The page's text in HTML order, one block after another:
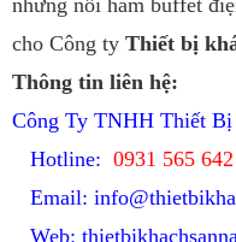
cho Công ty Thiết bị
Thông tin liên hệ:
Công Ty TNHH Thiết Bị
Hotline: 0931 565
Email:
Web: